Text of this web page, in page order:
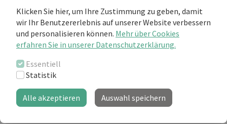
Klicken Sie hier, um Ihre Zustimmung zu geben, damit
wir Ihr Benutzererlebnis auf unserer Website verbessern
und personalisieren können. Mehr über Cookies
erfahren Sie in unserer Datenschutzerklärung.
Essentiell
Statistik
Alle akzeptieren Auswahl speichern
zurückzuführen? Wir sehen uns den
globalen Alkoholkonsum an - und
welche "Drinks" bei welchen
Kulturen hoch im Kurs stehen.
Weiterlesen als business english Kunde